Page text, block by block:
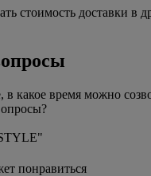
стоимость доставки в
в какое время можно
понравиться